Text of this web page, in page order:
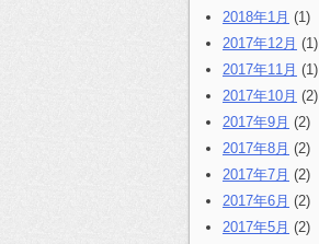
2018年1月 (1)
2017年12月 (1)
2017年11月 (1)
2017年10月 (2)
2017年9月 (2)
2017年8月 (2)
2017年7月 (2)
2017年6月 (2)
2017年5月 (2)